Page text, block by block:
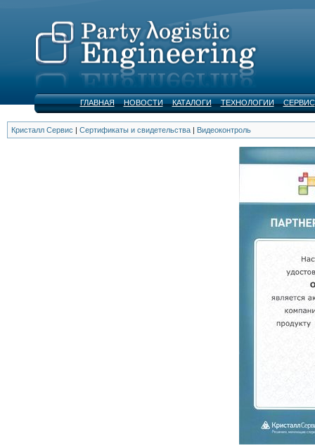
ГЛАВНАЯ НОВОСТИ КАТАЛОГИ ТЕХНОЛОГИИ СЕРВИС
Кристалл Сервис | Сертификаты и свидетельства| Видеоконтроль